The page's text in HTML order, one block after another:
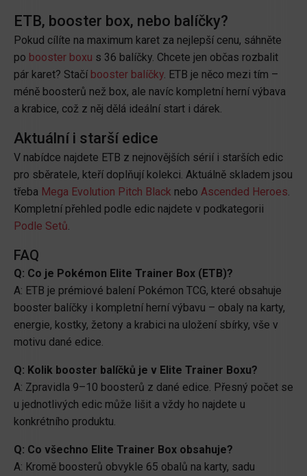
ETB, booster box, nebo balíčky?
Pokud cílíte na maximum karet za nejlepší cenu, sáhněte
po booster boxu s 36 balíčky. Chcete jen občas rozbalit
pár karet? Stačí booster balíčky. ETB je něco mezi tím –
méně boosterů než box, ale navíc kompletní herní výbava
a krabice, což z něj dělá ideální start i dárek.
Aktuální i starší edice
V nabídce najdete ETB z nejnovějších sérií i starších edic
pro sběratele, kteří doplňují kolekci. Aktuálně skladem jsou
třeba Mega Evolution Pitch Black nebo Ascended Heroes.
Kompletní přehled podle edic najdete v podkategorii
Podle Setů.
FAQ
Q: Co je Pokémon Elite Trainer Box (ETB)?
A: ETB je prémiové balení Pokémon TCG, které obsahuje
booster balíčky i kompletní herní výbavu – obaly na karty,
energie, kostky, žetony a krabici na uložení sbírky, vše v
motivu dané edice.
Q: Kolik booster balíčků je v Elite Trainer Boxu?
A: Zpravidla 9–10 boosterů z dané edice. Přesný počet se
u jednotlivých edic může lišit a vždy ho najdete u
konkrétního produktu.
Q: Co všechno Elite Trainer Box obsahuje?
A: Kromě boosterů obvykle 65 obalů na karty, sadu